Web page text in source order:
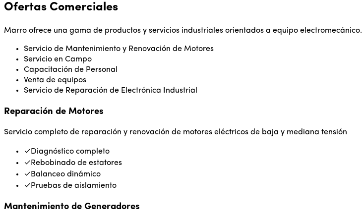
Ofertas Comerciales
Marro ofrece una gama de productos y servicios industriales orientados a equipo electromecánico.
Servicio de Mantenimiento y Renovación de Motores
Servicio en Campo
Capacitación de Personal
Venta de equipos
Servicio de Reparación de Electrónica Industrial
Reparación de Motores
Servicio completo de reparación y renovación de motores eléctricos de baja y mediana tensión
✓Diagnóstico completo
✓Rebobinado de estatores
✓Balanceo dinámico
✓Pruebas de aislamiento
Mantenimiento de Generadores